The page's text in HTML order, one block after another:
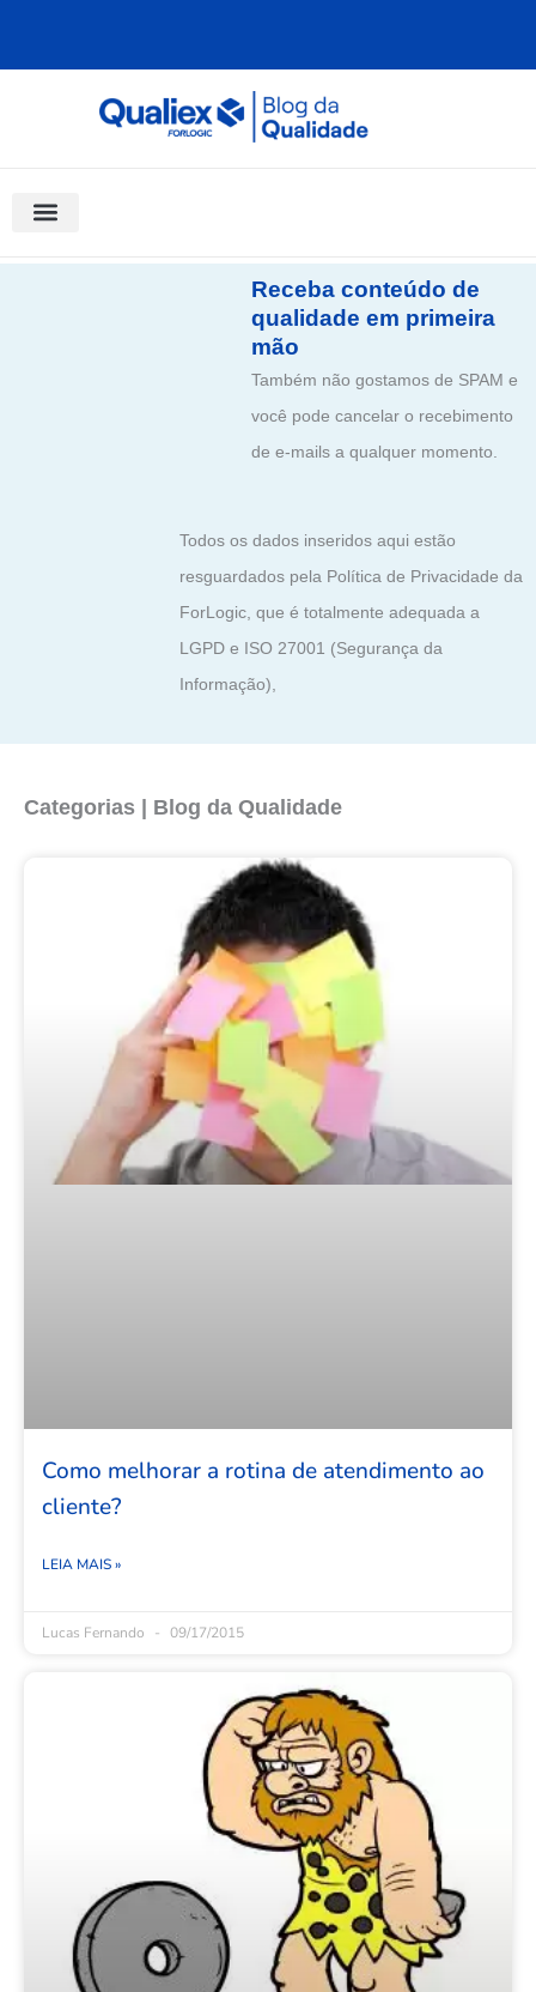
Receba conteúdo de
qualidade em primeira
mão
Também não gostamos de SPAM e
você pode cancelar o recebimento
de e-mails a qualquer momento.
Todos os dados inseridos aqui estão
resguardados pela Política de Privacidade da
ForLogic, que é totalmente adequada a
LGPD e ISO 27001 (Segurança da
Informação),
Categorias | Blog da Qualidade
Como melhorar a rotina de atendimento ao
cliente?
LEIA MAIS »
Lucas Fernando 09/17/2015